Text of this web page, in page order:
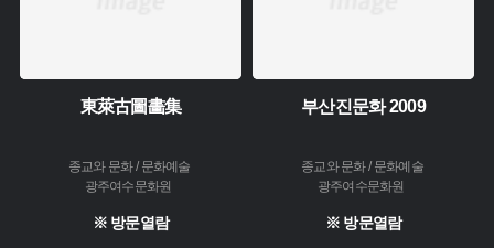
東萊古圖畵集
종교와 문화 / 문화예술
광주여수문화원
※ 방문열람
부산진문화 2009
종교와 문화 / 문화예술
광주여수문화원
※ 방문열람